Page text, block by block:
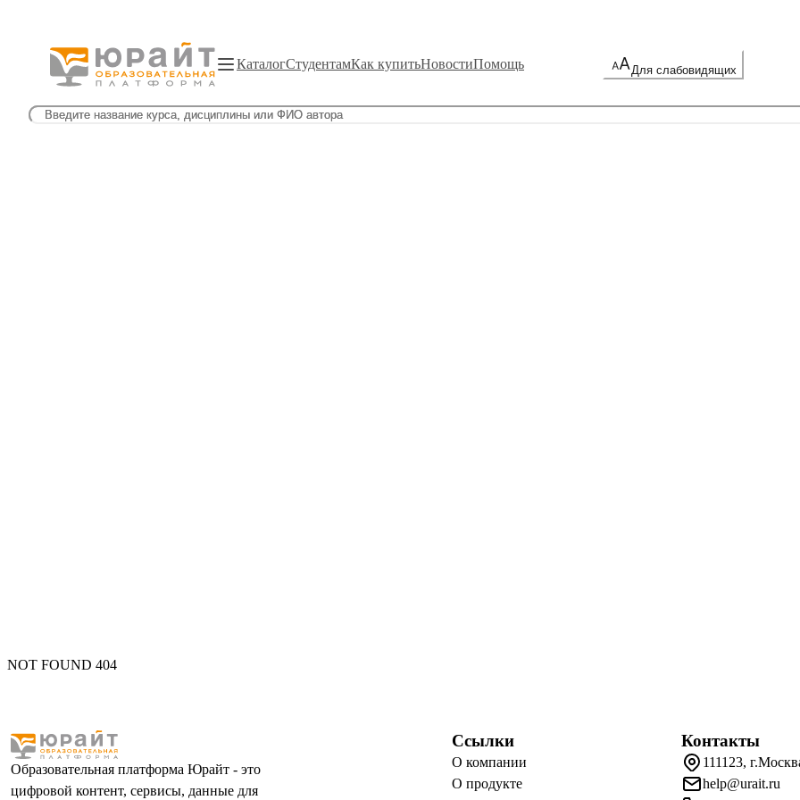
КаталогСтудентамКак купитьНовостиПомощь Для слабовидящих
NOT FOUND 404
Образовательная платформа Юрайт - это
цифровой контент, сервисы, данные для
Ссылки
О компании
О продукте
Контакты
111123,
help@urait.ru